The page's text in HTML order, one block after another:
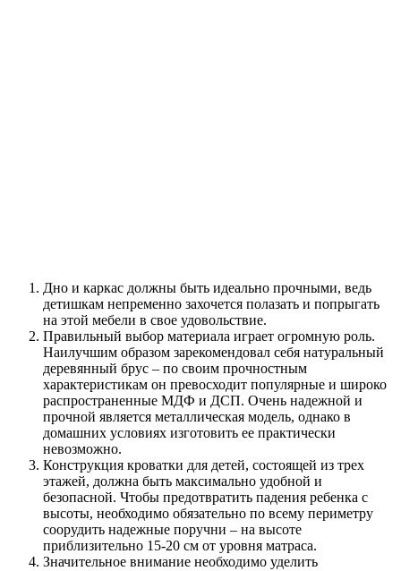
Дно и каркас должны быть идеально прочными, ведь
детишкам непременно захочется полазать и попрыгать
на этой мебели в свое удовольствие.
Правильный выбор материала играет огромную роль.
Наилучшим образом зарекомендовал себя натуральный
деревянный брус – по своим прочностным
характеристикам он превосходит популярные и широко
распространенные МДФ и ДСП. Очень надежной и
прочной является металлическая модель, однако в
домашних условиях изготовить ее практически
невозможно.
Конструкция кроватки для детей, состоящей из трех
этажей, должна быть максимально удобной и
безопасной. Чтобы предотвратить падения ребенка с
высоты, необходимо обязательно по всему периметру
соорудить надежные поручни – на высоте
приблизительно 15-20 см от уровня матраса.
Значительное внимание необходимо уделить